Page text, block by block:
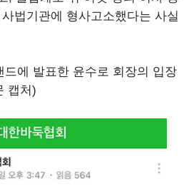
사법기관에 형사고소했다는 사실
에 발표한 윤수로 회장의 입장
캡처)